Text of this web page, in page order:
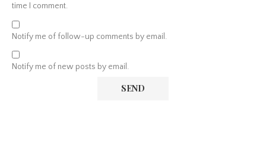
time I comment.
Notify me of follow-up comments by email.
Notify me of new posts by email.